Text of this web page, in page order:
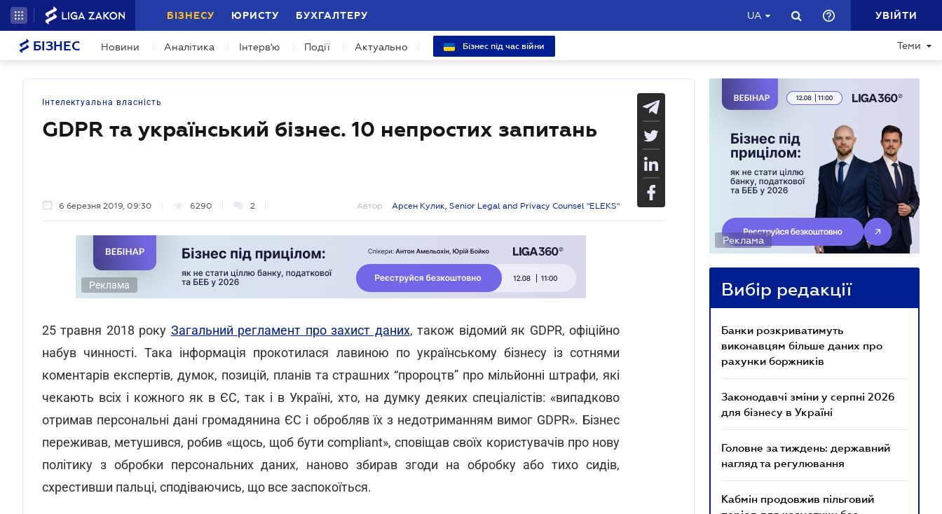
БІЗНЕСУ ЮРИСТУ БУХГАЛТЕРУ UA УВІЙТИ
БІЗНЕС Новини Аналітика Інтерв'ю Події Актуально Бізнес під час війни Теми
Інтелектуальна власність
GDPR та український бізнес. 10 непростих запитань
6 березня 2019, 09:30 6290 2 Автор: Арсен Кулик, Senior Legal and Privacy Counsel "ELEKS"
Реклама
25 травня 2018 року Загальний регламент про захист даних, також відомий як GDPR, офіційно
набув чинності. Така інформація прокотилася лавиною по українському бізнесу із сотнями
коментарів експертів, думок, позицій, планів та страшних “пророцтв” про мільйонні штрафи, які
чекають всіх і кожного як в ЄС, так і в Україні, хто, на думку деяких спеціалістів: «випадково
отримав персональні дані громадянина ЄС і обробляв їх з недотриманням вимог GDPR». Бізнес
переживав, метушився, робив «щось, щоб бути compliant», сповіщав своїх користувачів про нову
політику з обробки персональних даних, наново збирав згоди на обробку або тихо сидів,
схрестивши пальці, сподіваючись, що все заспокоїться.
Реклама
Вибір редакції
Банки розкриватимуть
виконавцям більше даних про
рахунки боржників
Законодавчі зміни у серпні 2026
для бізнесу в Україні
Головне за тиждень: державний
нагляд та регулювання
Кабмін продовжив пільговий